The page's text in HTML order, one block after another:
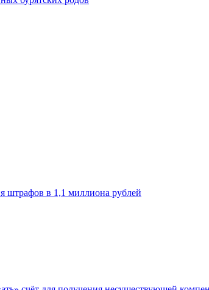
штрафов в 1,1 миллиона рублей